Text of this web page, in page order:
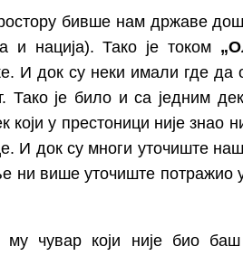
бивше нам државе
и нација). Тако је током
И док су неки имали где да
је било и са једним
у престоници није знао
И док су многи уточиште
ни више уточиште потражио
му чувар који није био